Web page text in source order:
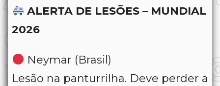
ALERTA DE LESÕES – MUNDIAL
2026
Neymar (Brasil)
Lesão na panturrilha. Deve perder a